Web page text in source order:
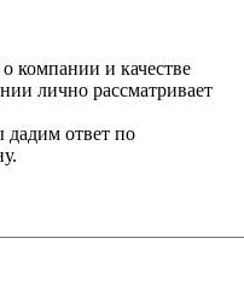
компании и качестве
лично рассматривает
ответ по